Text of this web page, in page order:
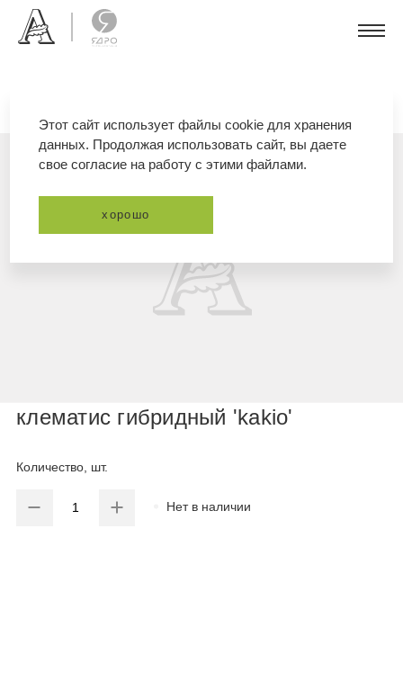
клематис гибридный 'kakio'
Количество, шт.
Нет в наличии
Этот сайт использует файлы cookie для хранения
данных. Продолжая использовать сайт, вы даете
свое согласие на работу с этими файлами.
хорошо